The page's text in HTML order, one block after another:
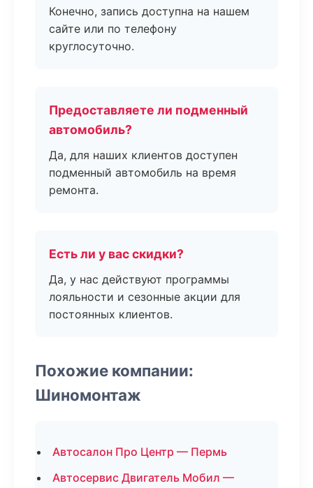
Конечно, запись доступна на нашем
сайте или по телефону
круглосуточно.
Предоставляете ли подменный
автомобиль?
Да, для наших клиентов доступен
подменный автомобиль на время
ремонта.
Есть ли у вас скидки?
Да, у нас действуют программы
лояльности и сезонные акции для
постоянных клиентов.
Похожие компании:
Шиномонтаж
Автосалон Про Центр — Пермь
Автосервис Двигатель Мобил —